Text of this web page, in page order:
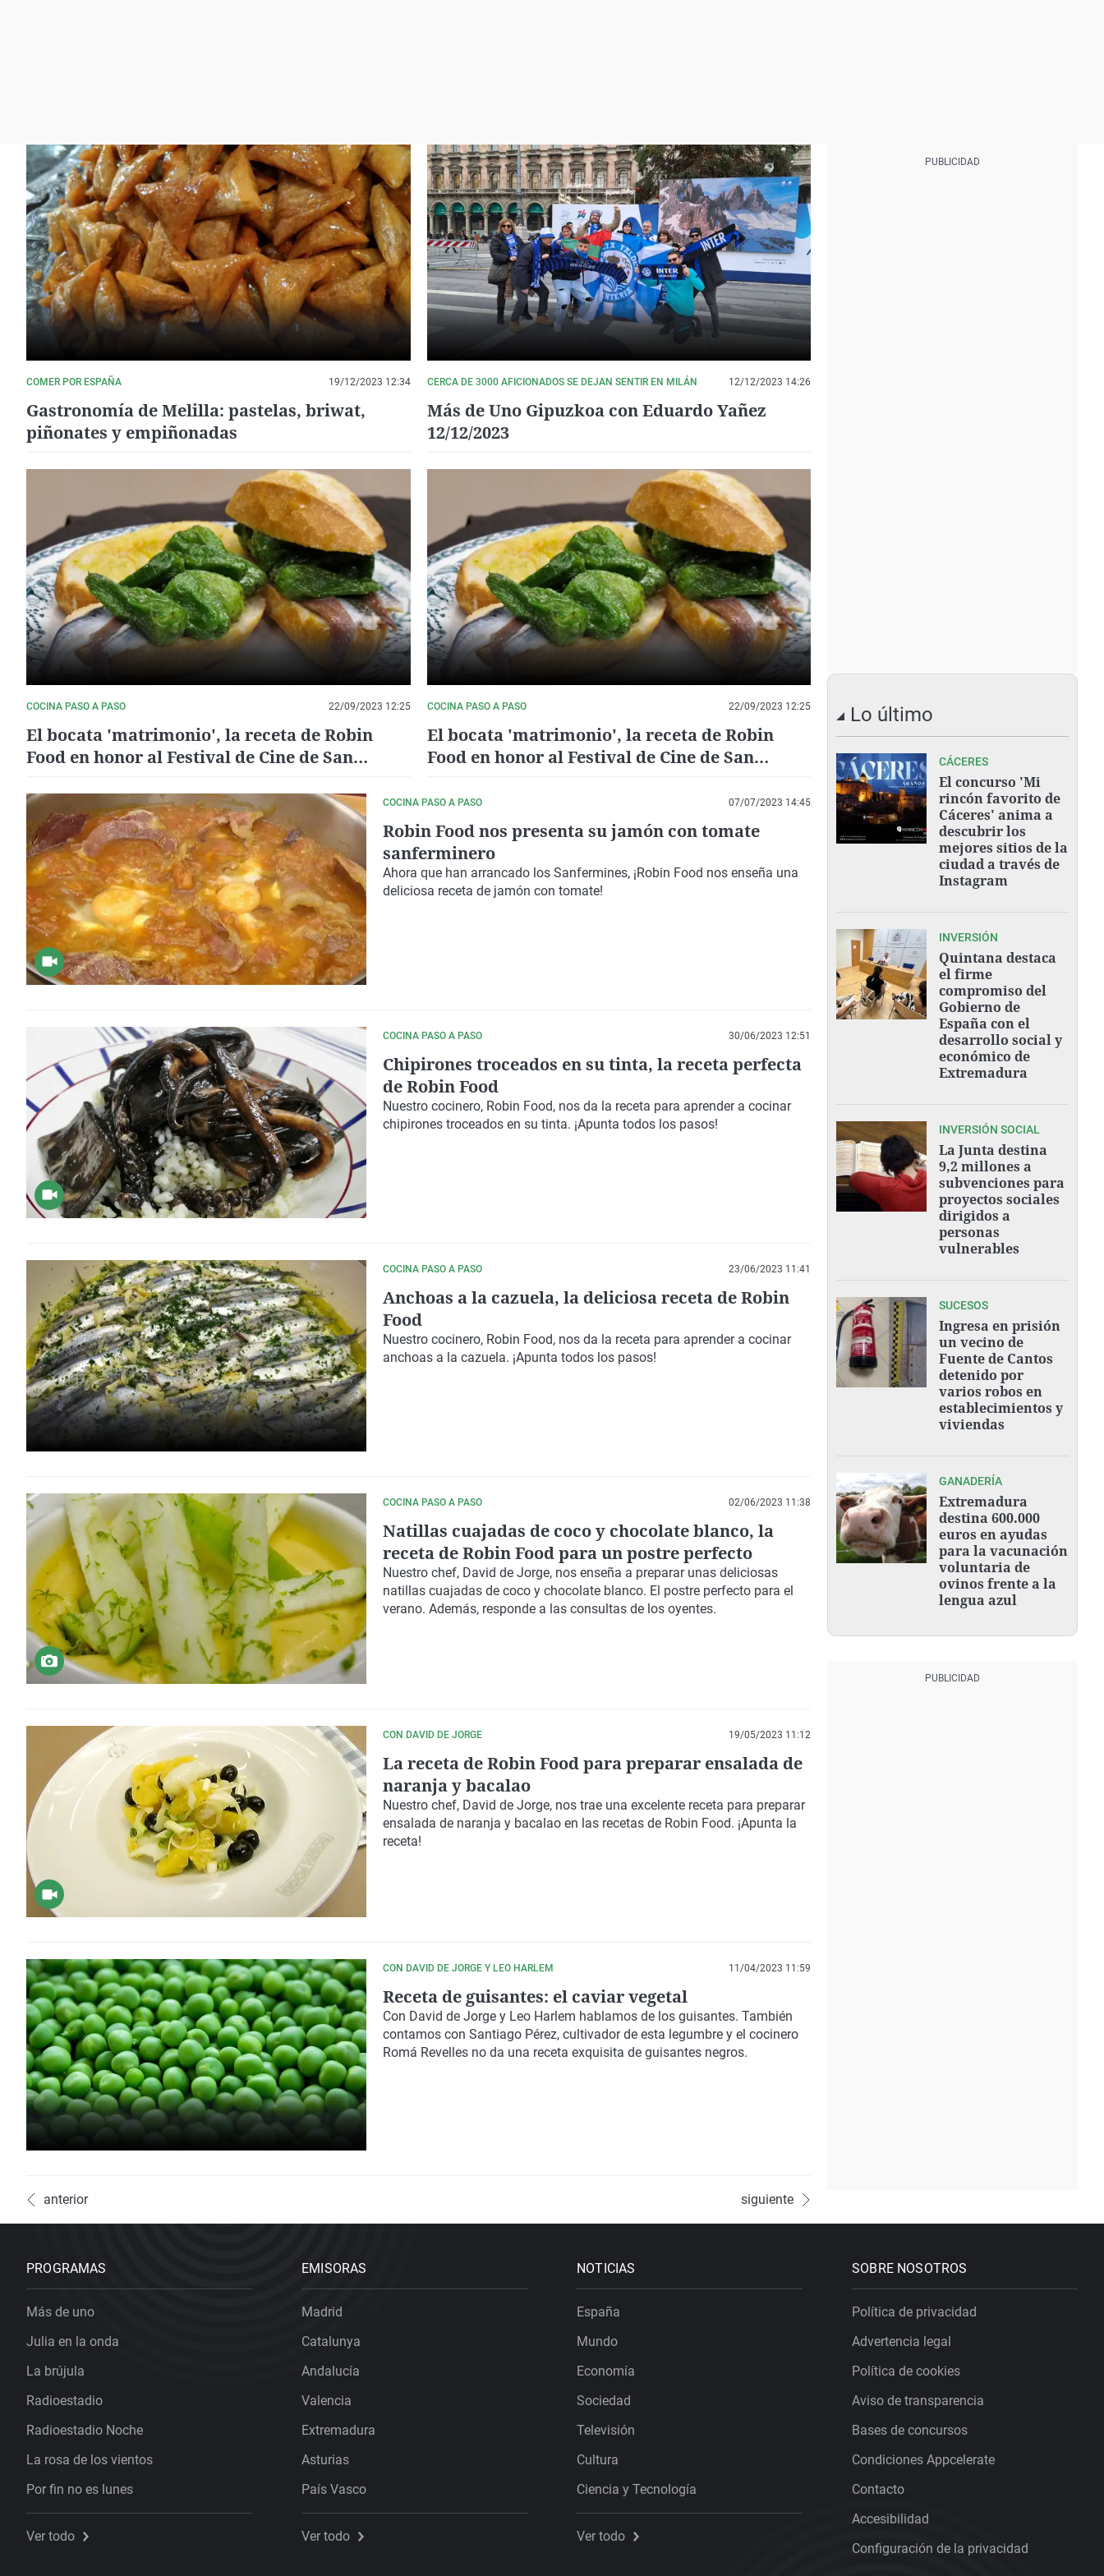
COMER POR ESPAÑA 19/12/2023 12:34
Gastronomía de Melilla: pastelas, briwat,
piñonates y empiñonadas
CERCA DE 3000 AFICIONADOS SE DEJAN SENTIR EN MILÁN 12/12/2023 14:26
Más de Uno Gipuzkoa con Eduardo Yañez
12/12/2023
COCINA PASO A PASO 22/09/2023 12:25
El bocata 'matrimonio', la receta de Robin
Food en honor al Festival de Cine de San
COCINA PASO A PASO 22/09/2023 12:25
El bocata 'matrimonio', la receta de Robin
Food en honor al Festival de Cine de San
COCINA PASO A PASO 07/07/2023 14:45
Robin Food nos presenta su jamón con tomate
sanferminero
Ahora que han arrancado los Sanfermines, ¡Robin Food nos enseña una
deliciosa receta de jamón con tomate!
COCINA PASO A PASO 30/06/2023 12:51
Chipirones troceados en su tinta, la receta perfecta
de Robin Food
Nuestro cocinero, Robin Food, nos da la receta para aprender a cocinar
chipirones troceados en su tinta. ¡Apunta todos los pasos!
COCINA PASO A PASO 23/06/2023 11:41
Anchoas a la cazuela, la deliciosa receta de Robin
Food
Nuestro cocinero, Robin Food, nos da la receta para aprender a cocinar
anchoas a la cazuela. ¡Apunta todos los pasos!
COCINA PASO A PASO 02/06/2023 11:38
Natillas cuajadas de coco y chocolate blanco, la
receta de Robin Food para un postre perfecto
Nuestro chef, David de Jorge, nos enseña a preparar unas deliciosas
natillas cuajadas de coco y chocolate blanco. El postre perfecto para el
verano. Además, responde a las consultas de los oyentes.
CON DAVID DE JORGE 19/05/2023 11:12
La receta de Robin Food para preparar ensalada de
naranja y bacalao
Nuestro chef, David de Jorge, nos trae una excelente receta para preparar
ensalada de naranja y bacalao en las recetas de Robin Food. ¡Apunta la
receta!
CON DAVID DE JORGE Y LEO HARLEM 11/04/2023 11:59
Receta de guisantes: el caviar vegetal
Con David de Jorge y Leo Harlem hablamos de los guisantes. También
contamos con Santiago Pérez, cultivador de esta legumbre y el cocinero
Romá Revelles no da una receta exquisita de guisantes negros.
anterior siguiente
Lo último
CÁCERES
El concurso 'Mi
rincón favorito de
Cáceres' anima a
descubrir los
mejores sitios de la
ciudad a través de
Instagram
INVERSIÓN
Quintana destaca
el firme
compromiso del
Gobierno de
España con el
desarrollo social y
económico de
Extremadura
INVERSIÓN SOCIAL
La Junta destina
9,2 millones a
subvenciones para
proyectos sociales
dirigidos a
personas
vulnerables
SUCESOS
Ingresa en prisión
un vecino de
Fuente de Cantos
detenido por
varios robos en
establecimientos y
viviendas
GANADERÍA
Extremadura
destina 600.000
euros en ayudas
para la vacunación
voluntaria de
ovinos frente a la
lengua azul
PROGRAMAS
Más de uno
Julia en la onda
La brújula
Radioestadio
Radioestadio Noche
La rosa de los vientos
Por fin no es lunes
Ver todo
EMISORAS
Madrid
Catalunya
Andalucía
Valencia
Extremadura
Asturias
País Vasco
Ver todo
NOTICIAS
España
Mundo
Economía
Sociedad
Televisión
Cultura
Ciencia y Tecnología
Ver todo
SOBRE NOSOTROS
Política de privacidad
Advertencia legal
Política de cookies
Aviso de transparencia
Bases de concursos
Condiciones Appcelerate
Contacto
Accesibilidad
Configuración de la privacidad